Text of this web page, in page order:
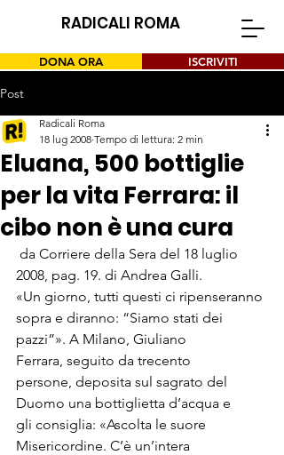
RADICALI ROMA
DONA ORA ISCRIVITI
Post
Eluana, 500 bottiglie
per la vita Ferrara: il
cibo non è una cura
Radicali Roma
18 lug 2008 Tempo di lettura: 2 min
da Corriere della Sera del 18 luglio
2008, pag. 19. di Andrea Galli.
«Un giorno, tutti questi ci ripenseranno
sopra e diranno: “Siamo stati dei
pazzi”». A Milano, Giuliano
Ferrara, seguito da trecento
persone, deposita sul sagrato del
Duomo una bottiglietta d’acqua e
gli consiglia: «Ascolta le suore
Misericordine. C’è un’intera